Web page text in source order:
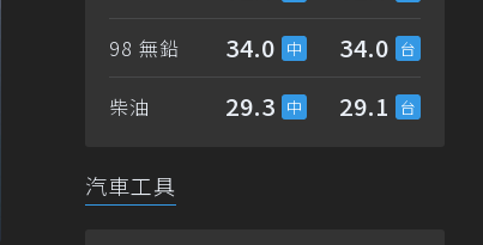
98 無鉛 34.0 34.0
柴油 29.3 29.1
汽車工具